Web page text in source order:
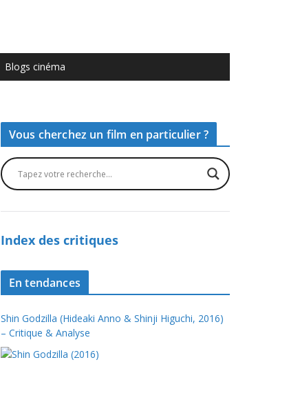
Blogs cinéma
Vous cherchez un film en particulier ?
Index des critiques
En tendances
Shin Godzilla (Hideaki Anno & Shinji Higuchi, 2016)
– Critique & Analyse